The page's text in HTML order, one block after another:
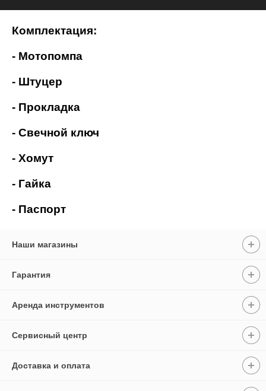
Комплектация:
- Мотопомпа
- Штуцер
- Прокладка
- Свечной ключ
- Хомут
- Гайка
- Паспорт
Наши магазины
Гарантия
Аренда инструментов
Сервисный центр
Доставка и оплата